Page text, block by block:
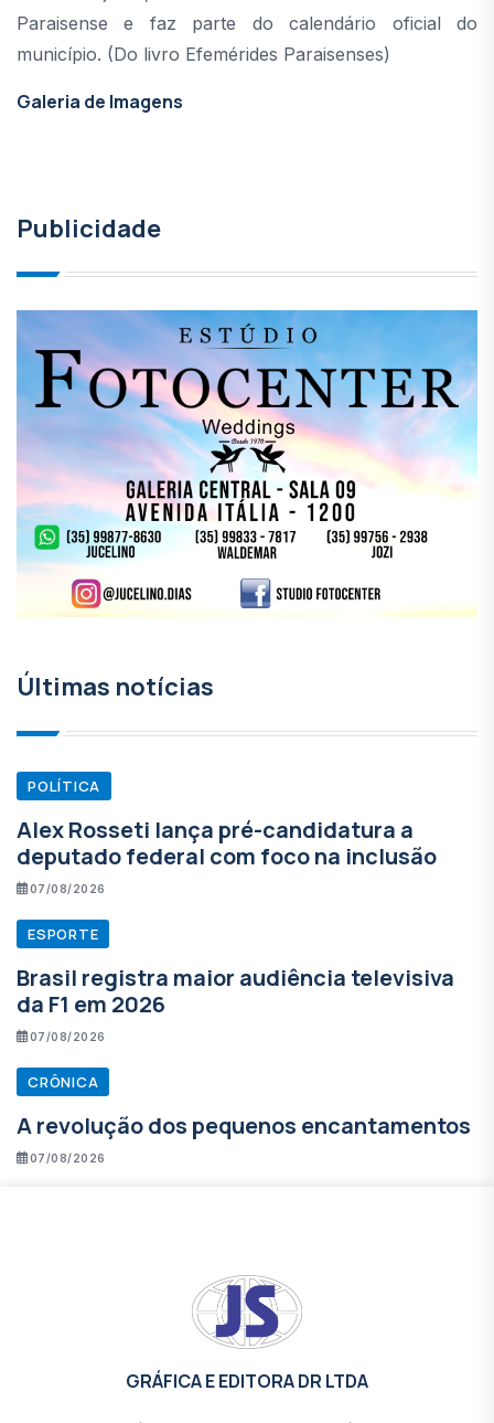
Paraisense e faz parte do calendário oficial do
município. (Do livro Efemérides Paraisenses)
Galeria de Imagens
Publicidade
Últimas notícias
POLÍTICA
Alex Rosseti lança pré-candidatura a
deputado federal com foco na inclusão
07/08/2026
ESPORTE
Brasil registra maior audiência televisiva
da F1 em 2026
07/08/2026
CRÔNICA
A revolução dos pequenos encantamentos
07/08/2026
GRÁFICA E EDITORA DR LTDA